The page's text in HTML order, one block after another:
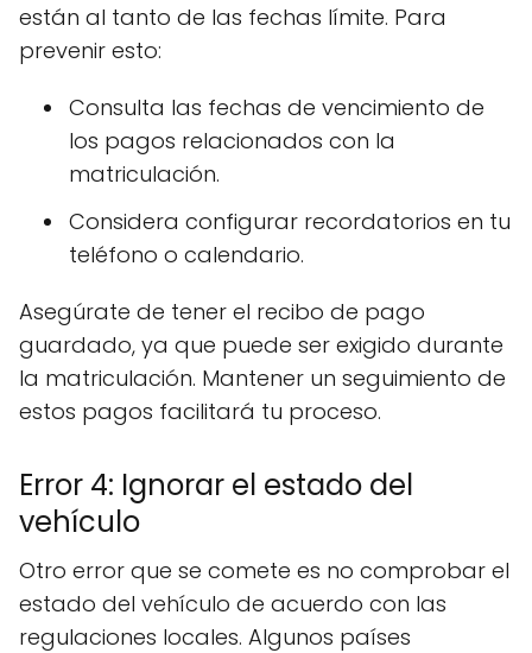
están al tanto de las fechas límite. Para
prevenir esto:
Consulta las fechas de vencimiento de
los pagos relacionados con la
matriculación.
Considera configurar recordatorios en tu
teléfono o calendario.
Asegúrate de tener el recibo de pago
guardado, ya que puede ser exigido durante
la matriculación. Mantener un seguimiento de
estos pagos facilitará tu proceso.
Error 4: Ignorar el estado del
vehículo
Otro error que se comete es no comprobar el
estado del vehículo de acuerdo con las
regulaciones locales. Algunos países